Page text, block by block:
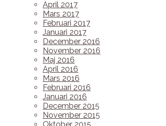
April 2017
Mars 2017
Februari 2017
Januari 2017
December 2016
November 2016
Maj 2016
April 2016
Mars 2016
Februari 2016
Januari 2016
December 2015
November 2015